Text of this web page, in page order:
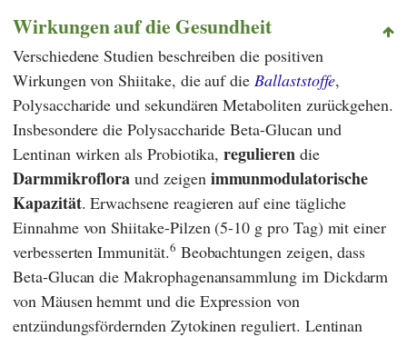
Wirkungen auf die Gesundheit
Verschiedene Studien beschreiben die positiven
Wirkungen von Shiitake, die auf die Ballaststoffe,
Polysaccharide und sekundären Metaboliten zurückgehen.
Insbesondere die Polysaccharide Beta-Glucan und
Lentinan wirken als Probiotika,regulieren die
Darmmikrofloraund zeigen immunmodulatorische
Kapazität. Erwachsene reagieren auf eine tägliche
Einnahme von Shiitake-Pilzen (5-10 g pro Tag) mit einer
verbesserten Immunität.6 Beobachtungen zeigen, dass
Beta-Glucan die Makrophagenansammlung im Dickdarm
von Mäusen hemmt und die Expression von
entzündungsfördernden Zytokinen reguliert. Lentinan